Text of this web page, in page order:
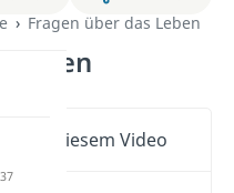
Fragen über das Leben
in diesem Video